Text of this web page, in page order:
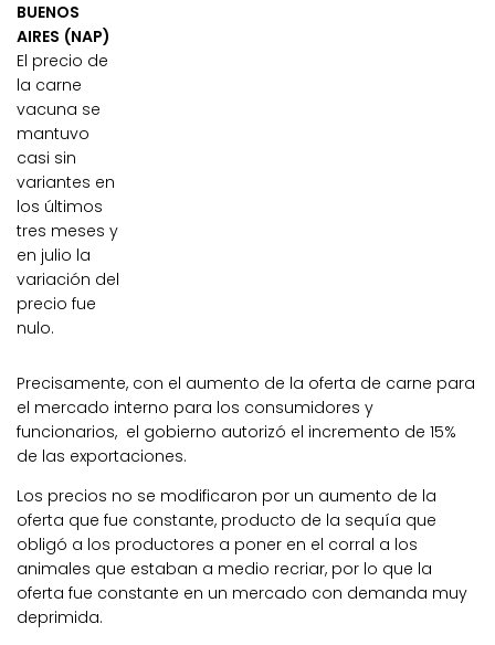
BUENOS
AIRES (NAP)
El precio de
la carne
vacuna se
mantuvo
casi sin
variantes en
los últimos
tres meses y
en julio la
variación del
precio fue
nulo.
Precisamente, con el aumento de la oferta de carne para
el mercado interno para los consumidores y
funcionarios, el gobierno autorizó el incremento de 15%
de las exportaciones.
Los precios no se modificaron por un aumento de la
oferta que fue constante, producto de la sequía que
obligó a los productores a poner en el corral a los
animales que estaban a medio recriar, por lo que la
oferta fue constante en un mercado con demanda muy
deprimida.